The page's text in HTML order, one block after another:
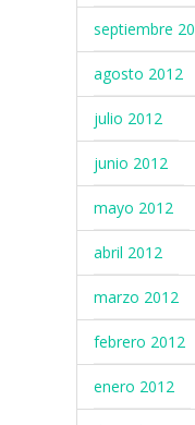
septiembre
agosto 2012
julio 2012
junio 2012
mayo 2012
abril 2012
marzo 2012
febrero 2012
enero 2012